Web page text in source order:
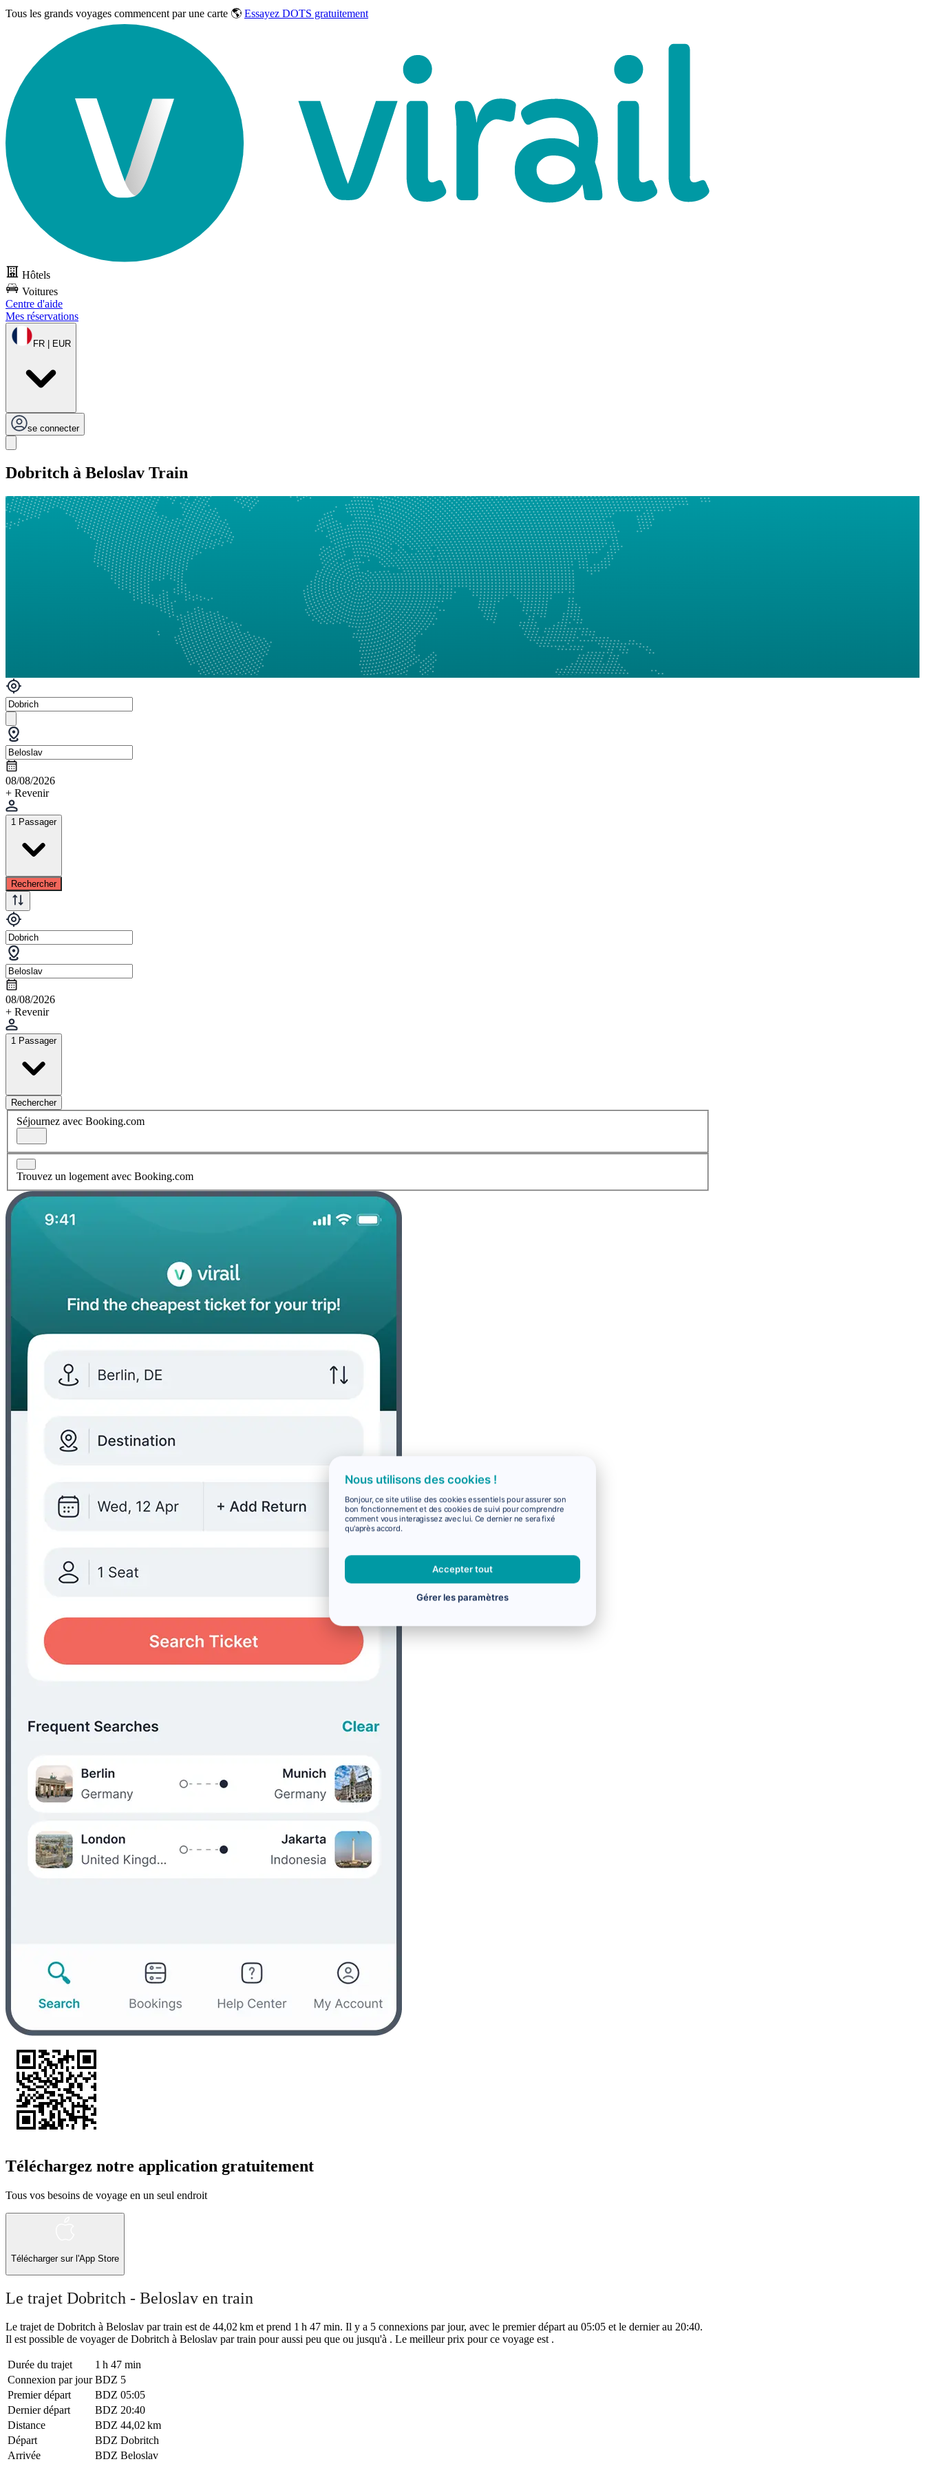
Tous les grands voyages commencent par une carte 🌎 Essayez DOTS gratuitement
Hôtels
Voitures
Centre d'aide
Mes réservations
FR | EUR
se connecter
Dobritch à Beloslav Train
08/08/2026
+ Revenir
1 Passager
Rechercher
08/08/2026
+ Revenir
1 Passager
Rechercher
Séjournez avec Booking.com
Trouvez un logement avec Booking.com
Téléchargez notre application gratuitement
Tous vos besoins de voyage en un seul endroit
Télécharger sur l'App Store
Le trajet Dobritch - Beloslav en train
Le trajet de Dobritch à Beloslav par train est de 44,02 km et prend 1 h 47 min. Il y a 5 connexions par jour, avec le premier départ au 05:05 et le dernier au 20:40.
Il est possible de voyager de Dobritch à Beloslav par train pour aussi peu que ou jusqu'à . Le meilleur prix pour ce voyage est .
Durée du trajet
1 h 47 min
Connexion par jour BDZ 5
Premier départ
BDZ 05:05
Dernier départ
BDZ 20:40
Distance
BDZ 44,02 km
Départ
BDZ Dobritch
Arrivée
BDZ Beloslav
Nous utilisons des cookies !
Bonjour, ce site utilise des cookies essentiels pour assurer son
bon fonctionnement et des cookies de suivi pour comprendre
comment vous interagissez avec lui. Ce dernier ne sera fixé
qu'après accord.
Accepter tout
Gérer les paramètres